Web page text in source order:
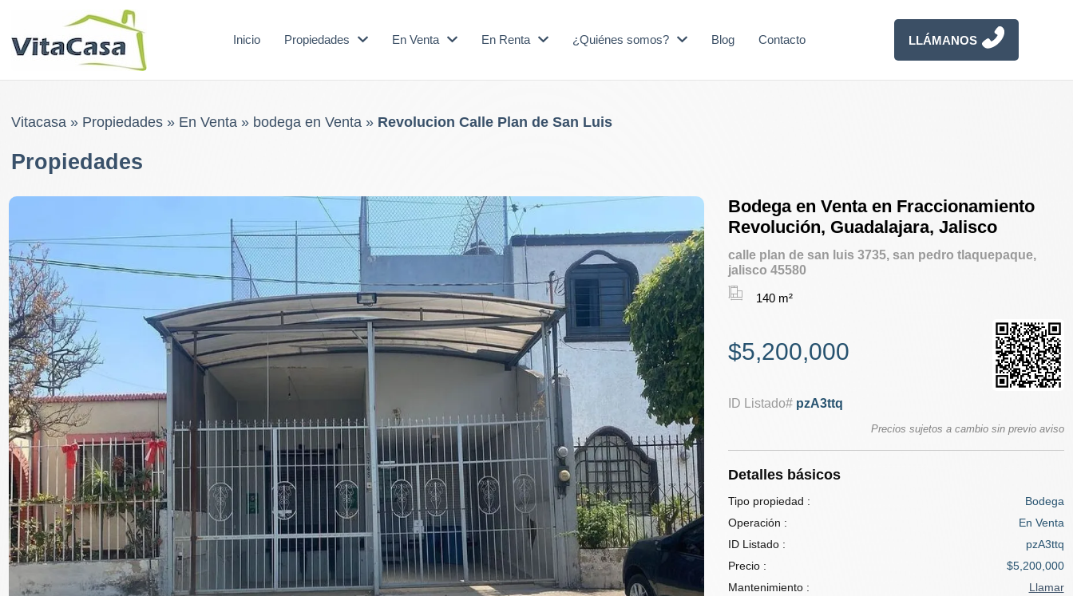
Inicio Propiedades En Venta En Renta ¿Quiénes somos? Blog Contacto LLÁMANOS
Vitacasa» Propiedades» En Venta» bodega en Venta» Revolucion Calle Plan de San Luis
Propiedades
Bodega en Venta en Fraccionamiento
Revolución, Guadalajara, Jalisco
calle plan de san luis 3735, san pedro tlaquepaque,
jalisco 45580
140 m²
$5,200,000
ID Listado# pzA3ttq
Precios sujetos a cambio sin previo aviso
Detalles básicos
Tipo propiedad :
Bodega
Operación :
En Venta
ID Listado :
pzA3ttq
Precio :
$5,200,000
Mantenimiento :
Llamar